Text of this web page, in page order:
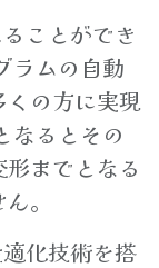
ことができ
ラムの自動
の方に実現
なるとその
までとなる
。
化技術を搭